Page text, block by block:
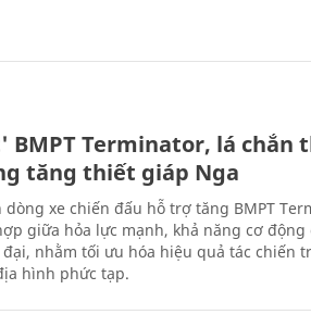
BMPT Terminator, lá chắn
tăng thiết giáp Nga
xe chiến đấu hỗ trợ tăng BMPT
giữa hỏa lực mạnh, khả năng cơ động
nhằm tối ưu hóa hiệu quả tác chiến
hình phức tạp.